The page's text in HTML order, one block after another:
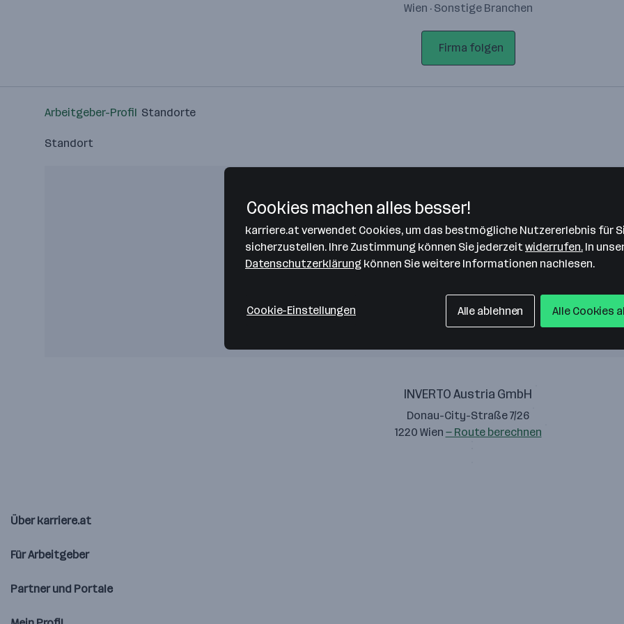
Wien · Sonstige Branchen
Firma folgen
Arbeitgeber-Profil Standorte
Standort
Bitte stimme unseren Cookie-
Richtlinien zu, um diese Karte
anzuzeigen.
Zustimmung geben
INVERTO Austria GmbH
Donau-City-Straße 7/26
1220 Wien — Route berechnen
Über karriere.at
Für Arbeitgeber
Partner und Portale
Cookies machen alles besser!
karriere.at verwendet Cookies, um das bestmögliche Nutzererlebnis für
sicherzustellen. Ihre Zustimmung können Sie jederzeit widerrufen. In
Datenschutzerklärung können Sie weitere Informationen nachlesen.
Cookie-Einstellungen Alle ablehnen Alle Cookies